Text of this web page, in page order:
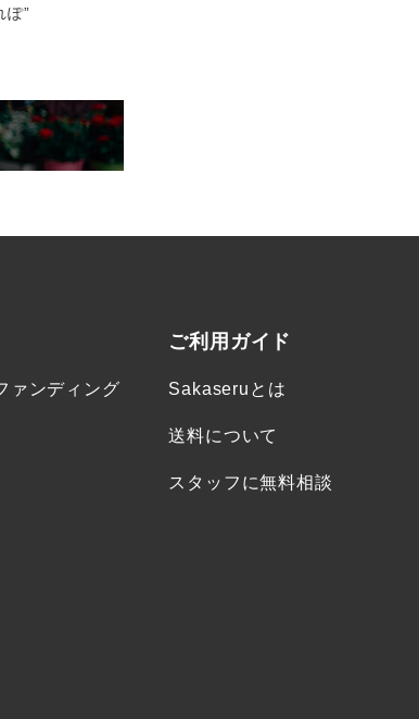
ぽ”
ァンディング
ご利用ガイド
Sakaseruとは
送料について
スタッフに無料相談